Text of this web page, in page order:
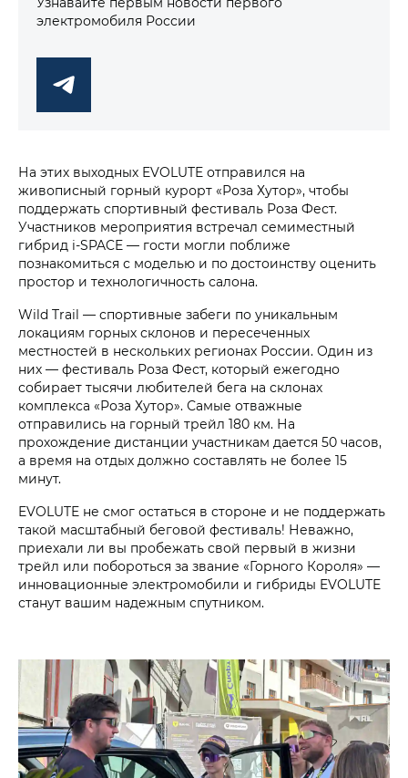
электромобиля России
На этих выходных EVOLUTE отправился на
живописный горный курорт «Роза Хутор», чтобы
поддержать спортивный фестиваль Роза Фест.
Участников мероприятия встречал семиместный
гибрид i‑SPACE — гости могли поближе
познакомиться с моделью и по достоинству оценить
простор и технологичность салона.
Wild Trail — спортивные забеги по уникальным
локациям горных склонов и пересеченных
местностей в нескольких регионах России. Один из
них — фестиваль Роза Фест, который ежегодно
собирает тысячи любителей бега на склонах
комплекса «Роза Хутор». Самые отважные
отправились на горный трейл 180 км. На
прохождение дистанции участникам дается 50 часов,
а время на отдых должно составлять не более 15
минут.
EVOLUTE не смог остаться в стороне и не поддержать
такой масштабный беговой фестиваль! Неважно,
приехали ли вы пробежать свой первый в жизни
трейл или побороться за звание «Горного Короля» —
инновационные электромобили и гибриды EVOLUTE
станут вашим надежным спутником.